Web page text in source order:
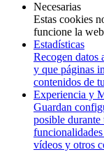
Necesarias
Estas cookies
funcione la
Estadísticas
Recogen datos
y que páginas
contenidos de
Experiencia y
Guardan
posible durante
vídeos y otros